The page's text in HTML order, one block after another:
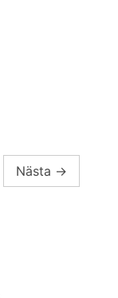
Nästa →